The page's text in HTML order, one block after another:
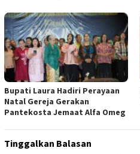
Bupati Laura Hadiri Perayaan
Natal Gereja Gerakan
Pantekosta Jemaat Alfa Omeg
Tinggalkan Balasan